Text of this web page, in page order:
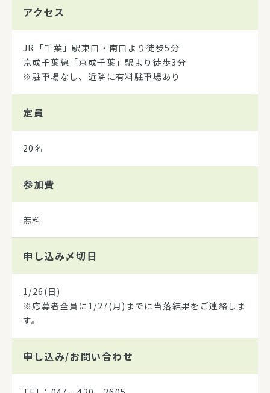
アクセス
JR「千葉」駅東口・南口より徒歩5分
京成千葉線「京成千葉」駅より徒歩3分
※駐車場なし、近隣に有料駐車場あり
定員
20名
参加費
無料
申し込み〆切日
1/26(日)
※応募者全員に1/27(月)までに当落結果をご連絡しま
す。
申し込み/お問い合わせ